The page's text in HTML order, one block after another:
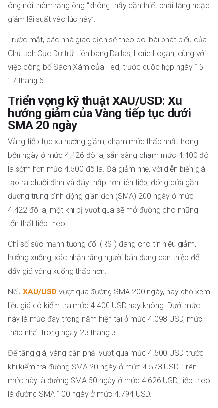
ông nói thêm rằng ông “không thấy cần thiết phải tăng hoặc
giảm lãi suất vào lúc này”.
Trước mắt, các nhà giao dịch sẽ theo dõi bài phát biểu của
Chủ tịch Cục Dự trữ Liên bang Dallas, Lorie Logan, cùng với
việc công bố Sách Xám của Fed, trước cuộc họp ngày 16-
17 tháng 6.
Triển vọng kỹ thuật XAU/USD: Xu
hướng giảm của Vàng tiếp tục dưới
SMA 20 ngày
Vàng tiếp tục xu hướng giảm, chạm mức thấp nhất trong
bốn ngày ở mức 4.426 đô la, sẵn sàng chạm mức 4.400 đô
la sớm hơn mức 4.500 đô la. Đà giảm nhẹ, với diễn biến giá
tạo ra chuỗi đỉnh và đáy thấp hơn liên tiếp, đóng cửa gần
đường trung bình động giản đơn (SMA) 200 ngày ở mức
4.422 đô la, một khi bị vượt qua sẽ mở đường cho những
tổn thất tiếp theo.
Chỉ số sức mạnh tương đối (RSI) đang cho tín hiệu giảm,
hướng xuống, xác nhận rằng người bán đang can thiệp để
đẩy giá vàng xuống thấp hơn.
Nếu XAU/USD vượt qua đường SMA 200 ngày, hãy chờ xem
liệu giá có kiểm tra mức 4.400 USD hay không. Dưới mức
này là mức đáy trong năm hiện tại ở mức 4.098 USD, mức
thấp nhất trong ngày 23 tháng 3.
Để tăng giá, vàng cần phải vượt qua mức 4.500 USD trước
khi kiểm tra đường SMA 20 ngày ở mức 4.573 USD. Trên
mức này là đường SMA 50 ngày ở mức 4.626 USD, tiếp theo
là đường SMA 100 ngày ở mức 4.794 USD.